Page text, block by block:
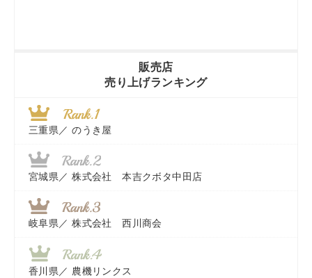
販売店
売り上げランキング
三重県／ のうき屋
宮城県／ 株式会社 本吉クボタ中田店
岐阜県／ 株式会社 西川商会
香川県／ 農機リンクス